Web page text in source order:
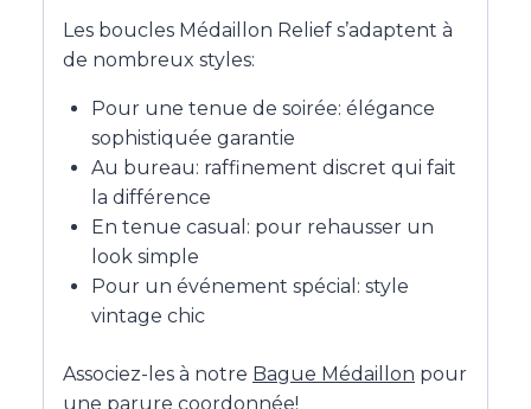
Les boucles Médaillon Relief s’adaptent à
de nombreux styles:
Pour une tenue de soirée: élégance
sophistiquée garantie
Au bureau: raffinement discret qui fait
la différence
En tenue casual: pour rehausser un
look simple
Pour un événement spécial: style
vintage chic
Associez-les à notre Bague Médaillon pour
une parure coordonnée!